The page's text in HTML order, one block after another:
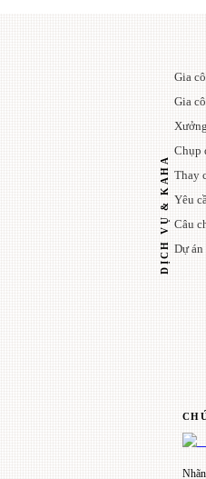
DỊCH VỤ & KAHA
Gia
Gia
Chụp
Thay
Yêu
Câu
Dự